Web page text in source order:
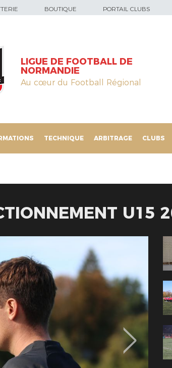
BOUTIQUE PORTAIL CLUBS
LIGUE DE FOOTBALL DE
NORMANDIE
Au cœur du Football Régional
TECHNIQUE ARBITRAGE CLUBS
U15